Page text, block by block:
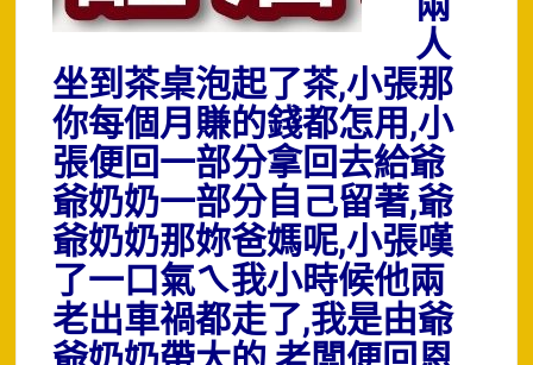
人
坐到茶桌泡起了茶,小張那
你每個月賺的錢都怎用,小
張便回一部分拿回去給爺
爺奶奶一部分自己留著,爺
爺奶奶那妳爸媽呢,小張嘆
了一口氣ㄟ我小時候他兩
老出車禍都走了,我是由爺